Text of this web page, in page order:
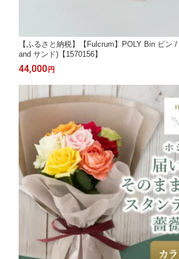
【ふるさと納税】【Fulcrum】POLY Bin ビン
and サンド)【1570156】
44,000 円